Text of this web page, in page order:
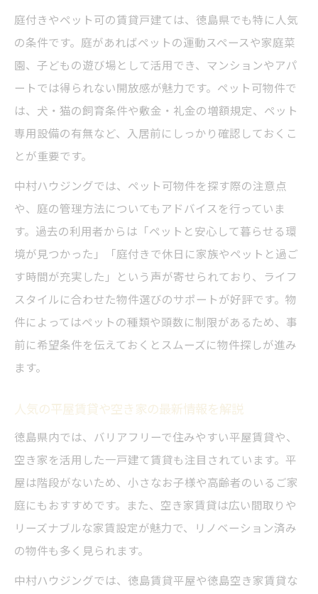
庭付きやペット可の賃貸戸建ては、徳島県でも特に人気
の条件です。庭があればペットの運動スペースや家庭菜
園、子どもの遊び場として活用でき、マンションやアパ
ートでは得られない開放感が魅力です。ペット可物件で
は、犬・猫の飼育条件や敷金・礼金の増額規定、ペット
専用設備の有無など、入居前にしっかり確認しておくこ
とが重要です。
中村ハウジングでは、ペット可物件を探す際の注意点
や、庭の管理方法についてもアドバイスを行っていま
す。過去の利用者からは「ペットと安心して暮らせる環
境が見つかった」「庭付きで休日に家族やペットと過ご
す時間が充実した」という声が寄せられており、ライフ
スタイルに合わせた物件選びのサポートが好評です。物
件によってはペットの種類や頭数に制限があるため、事
前に希望条件を伝えておくとスムーズに物件探しが進み
ます。
人気の平屋賃貸や空き家の最新情報を解説
徳島県内では、バリアフリーで住みやすい平屋賃貸や、
空き家を活用した一戸建て賃貸も注目されています。平
屋は階段がないため、小さなお子様や高齢者のいるご家
庭にもおすすめです。また、空き家賃貸は広い間取りや
リーズナブルな家賃設定が魅力で、リノベーション済み
の物件も多く見られます。
中村ハウジングでは、徳島賃貸平屋や徳島空き家賃貸な